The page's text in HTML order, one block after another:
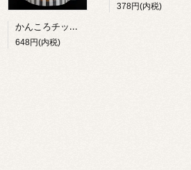
かんころチップス
648円(内税)
378円(内税)